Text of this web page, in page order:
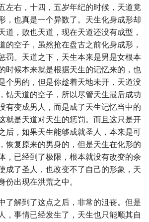
左右，十四，五岁年纪的时候，天道竟
，也真是一个异数了。天生化身成形却
道，败也天道，现在天道还没有成型，
的空子，虽然抢在盘古之前化身成形，
罚。天道之下，天生本来是男是女根本
时候本来就是根据天生的记忆来的，也
个男的，但是你趁着天地未开，天道没
钻天道的空子，所以尽管天生最后成功
有变成男人，而是成了天生记忆当中的
就是天道对天生的惩罚。而且这只是开
后，如果天生能够成就圣人，本来是可
恢复原来的男身的，但是天生在化形的
，已经到了极限，根本就没有改变的余
成了圣人，也改变不了自己的形象，天
份出现在洪荒之中。
了解到了这点之后，非常的沮丧。但是
，事情已经发生了，天生也只能顺其自